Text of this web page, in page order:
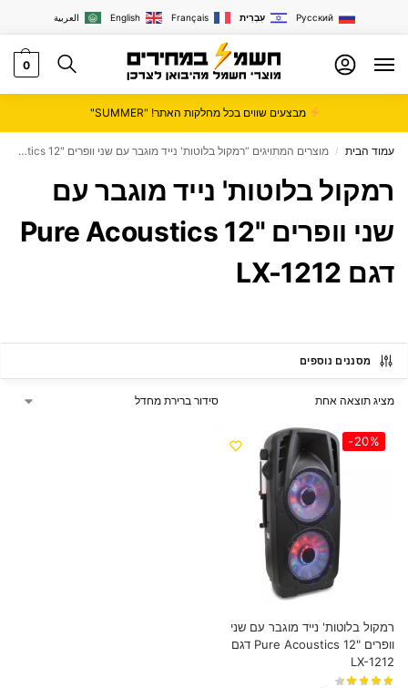
العربية English Français עִבְרִית Русский
0
מבצעים שווים בכל מחלקות האתר! "SUMMER"
עמוד הבית / מוצרים המתויגים “רמקול בלוטות' נייד מוגבר עם שני וופרים "12 Pure Acoustics דגם LX-1212”
רמקול בלוטות' נייד מוגבר עם
שני וופרים "12 Pure Acoustics
דגם LX-1212
מסננים נוספים
מציג תוצאה אחת
-20%
רמקול בלוטות' נייד מוגבר עם שני
וופרים "12 Pure Acoustics דגם
LX-1212